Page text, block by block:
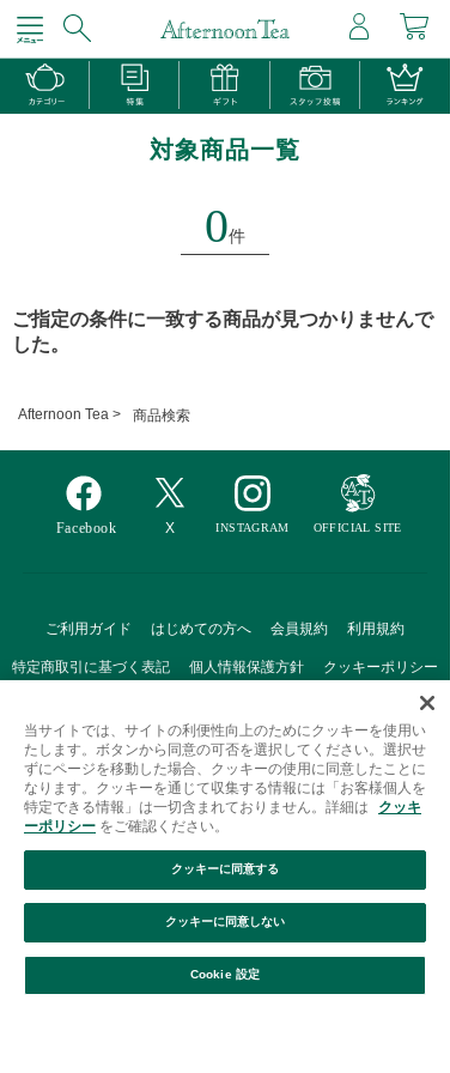
対象商品一覧
0件
絞り込み 並び替え
ご指定の条件に一致する商品が見つかりませんで
した。
Afternoon Tea > 商品検索
ご利用ガイド はじめての方へ 会員規約 利用規約
特定商取引に基づく表記 個人情報保護方針 クッキーポリシー
Afternoon Tea(アフタヌーンティー)公式オンラインストアで
は、
キッチン・ダイニングなどの生活雑貨、紅茶・焼き菓子など、
毎日新商品をご用意しています。
当サイトでは、サイトの利便性向上のためにクッキーを使用い
たします。ボタンから同意の可否を選択してください。選択せ
ずにページを移動した場合、クッキーの使用に同意したことに
なります。クッキーを通じて収集する情報には「お客様個人を
特定できる情報」は一切含まれておりません。詳細は
クッキ
ーポリシー をご確認ください。
Cookie 設定
クッキーに同意しない
クッキーに同意する